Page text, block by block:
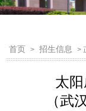
首页 > 招生信息 >
太
（武